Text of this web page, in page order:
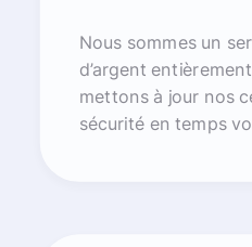
Nous sommes un
d’argent
mettons à jour nos
sécurité en temps